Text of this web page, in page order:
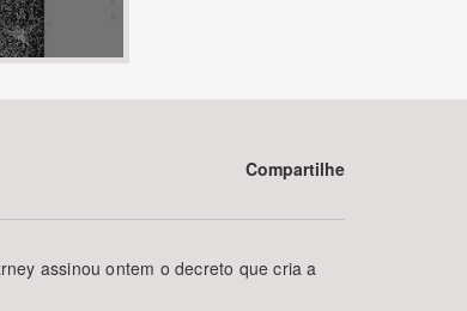
BUSCAR
Compartilhe
assinou ontem o decreto que cria a